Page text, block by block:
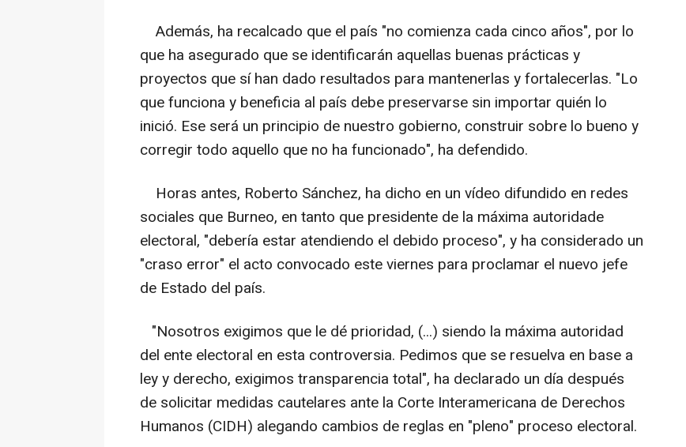
Además, ha recalcado que el país "no comienza cada cinco años", por lo
que ha asegurado que se identificarán aquellas buenas prácticas y
proyectos que sí han dado resultados para mantenerlas y fortalecerlas. "Lo
que funciona y beneficia al país debe preservarse sin importar quién lo
inició. Ese será un principio de nuestro gobierno, construir sobre lo bueno y
corregir todo aquello que no ha funcionado", ha defendido.
Horas antes, Roberto Sánchez, ha dicho en un vídeo difundido en redes
sociales que Burneo, en tanto que presidente de la máxima autoridade
electoral, "debería estar atendiendo el debido proceso", y ha considerado un
"craso error" el acto convocado este viernes para proclamar el nuevo jefe
de Estado del país.
"Nosotros exigimos que le dé prioridad, (...) siendo la máxima autoridad
del ente electoral en esta controversia. Pedimos que se resuelva en base a
ley y derecho, exigimos transparencia total", ha declarado un día después
de solicitar medidas cautelares ante la Corte Interamericana de Derechos
Humanos (CIDH) alegando cambios de reglas en "pleno" proceso electoral.